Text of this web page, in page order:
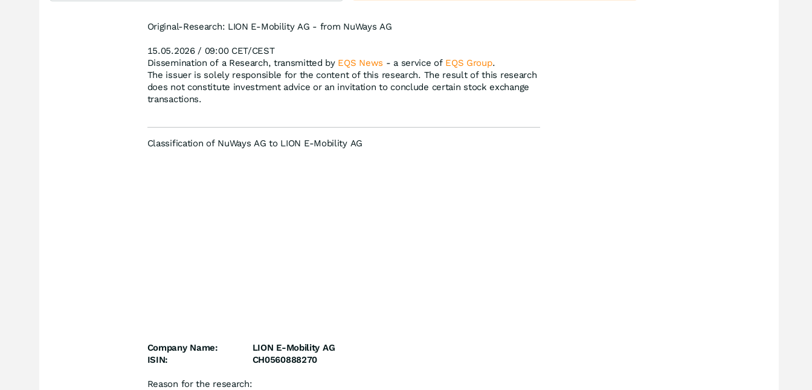
Original-Research: LION E-Mobility AG - from NuWays AG
15.05.2026 / 09:00 CET/CEST
Dissemination of a Research, transmitted by EQS News - a service of EQS Group.
The issuer is solely responsible for the content of this research. The result of this research
does not constitute investment advice or an invitation to conclude certain stock exchange
transactions.
Classification of NuWays AG to LION E-Mobility AG
Company Name:
LION E-Mobility AG
ISIN:
CH0560888270
Reason for the research: